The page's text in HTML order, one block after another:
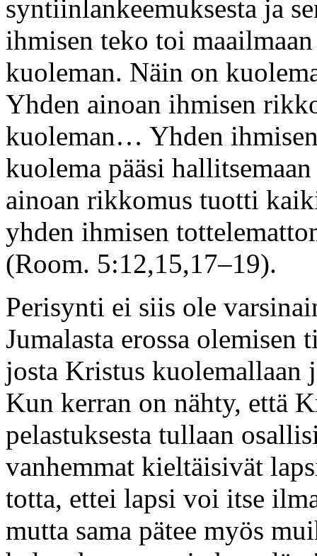
syntiinlankeemuksesta ja
ihmisen teko toi
kuoleman. Näin on
Yhden ainoan ihmisen
kuoleman… Yhden
kuolema pääsi
ainoan rikkomus tuotti
yhden ihmisen
(Room. 5:12,15,17–19).
Perisynti ei siis ole
Jumalasta erossa
josta Kristus kuolemallaan
Kun kerran on nähty, että
pelastuksesta tullaan
vanhemmat kieltäisivät
totta, ettei lapsi voi itse
mutta sama pätee myös